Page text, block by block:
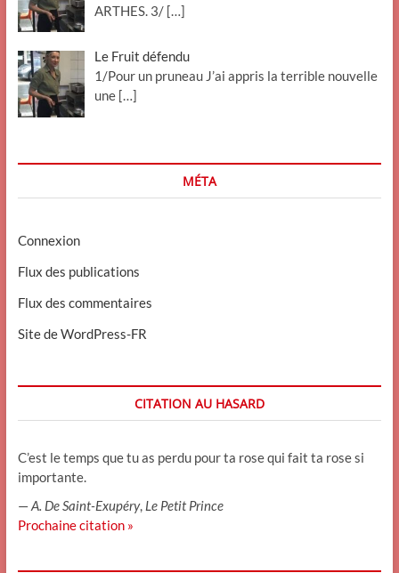
ARTHES. 3/ […]
Le Fruit défendu
1/Pour un pruneau J’ai appris la terrible nouvelle
une […]
MÉTA
Connexion
Flux des publications
Flux des commentaires
Site de WordPress-FR
CITATION AU HASARD
C’est le temps que tu as perdu pour ta rose qui fait ta rose si
importante.
—A. De Saint-Exupéry, Le Petit Prince
Prochaine citation »